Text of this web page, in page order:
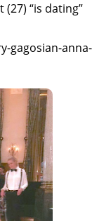
“is dating”
gagosian-anna-